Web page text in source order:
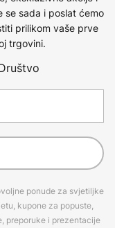
se sada i poslat ćemo
prilikom vaše prve
trgovini.
ponude za svjetiljke
kupone za popuste,
preporuke i prezentacije